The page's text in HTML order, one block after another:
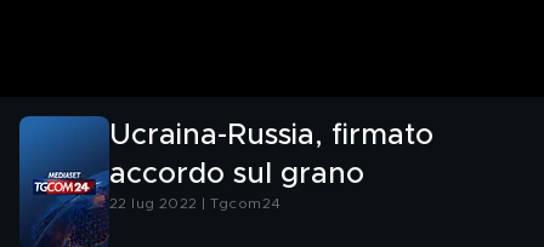
Ucraina-Russia, firmato
accordo sul grano
22 lug 2022 | Tgcom24